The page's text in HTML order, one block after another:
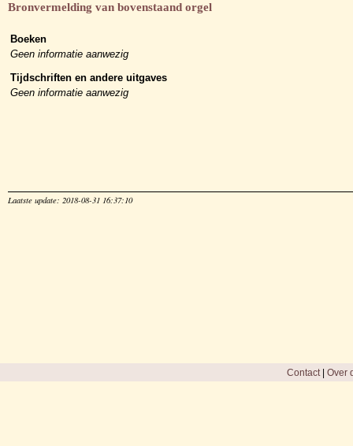
Bronvermelding van bovenstaand orgel
Boeken
Geen informatie aanwezig
Tijdschriften en andere uitgaves
Geen informatie aanwezig
Laatste update: 2018-08-31 16:37:10
Contact| Over